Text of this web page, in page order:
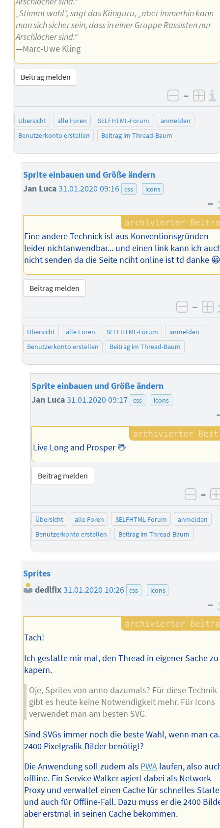
„Stimmt wohl“, sagt das Känguru, „aber immerhin kann
man sich sicher sein, dass in einer Gruppe Rassisten nur
Arschlöcher sind.“
—Marc-Uwe Kling
Beitrag melden
negativ
–
Übersicht alle Foren SELFHTML-Forum
anmelden
Benutzerkonto erstellen
Beitrag im Thread-Baum
Sprite einbauen und Größe ändern
Jan Luca31.01.2020 09:16 css icons
–
Eine andere Technick ist aus Konventionsgründen
leider nichtanwendbar... und einen link kann ich
nicht senden da die Seite nciht online ist td danke
Beitrag melden
–
Übersicht alle Foren SELFHTML-Forum
anmelden
Benutzerkonto erstellen
Beitrag im Thread-Baum
Sprite einbauen und Größe ändern
Jan Luca31.01.2020 09:17 css icons
Live Long and Prosper 🖖
Beitrag melden
–
Übersicht alle Foren SELFHTML-Forum
anmelden
Benutzerkonto erstellen
Beitrag im Thread-Baum
Sprites
dedlfix31.01.2020 10:26 css icons
–
Tach!
Ich gestatte mir mal, den Thread in eigener Sache zu
kapern.
Oje, Sprites von anno dazumals? Für diese Technik
gibt es heute keine Notwendigkeit mehr. Für Icons
verwendet man am besten SVG.
Sind SVGs immer noch die beste Wahl, wenn man ca.
2400 Pixelgrafik-Bilder benötigt?
Die Anwendung soll zudem als PWA laufen, also
offline. Ein Service Walker agiert dabei als Network-
Proxy und verwaltet einen Cache für schnelles
und auch für Offline-Fall. Dazu muss er die 2400
aber erstmal in seinen Cache bekommen.